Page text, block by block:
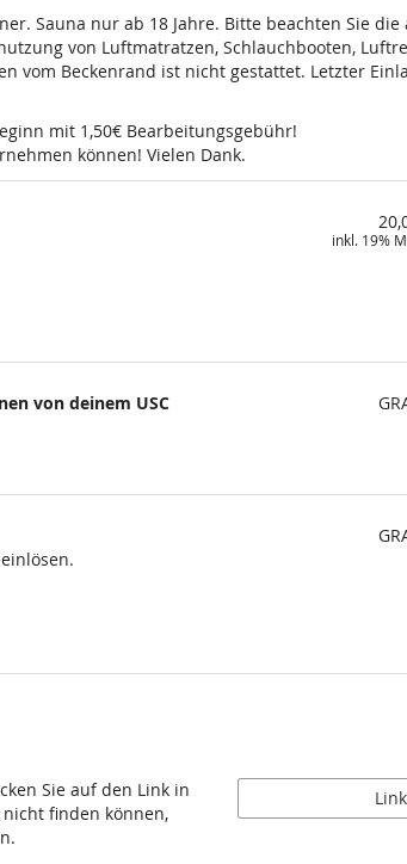
Sauna nur ab 18 Jahre. Bitte beachten Sie
von Luftmatratzen, Schlauchbooten,
Beckenrand ist nicht gestattet. Letzter
mit 1,50€ Bearbeitungsgebühr!
können! Vielen Dank.
inkl. 19%
von deinem USC
Sie auf den Link in
finden können,